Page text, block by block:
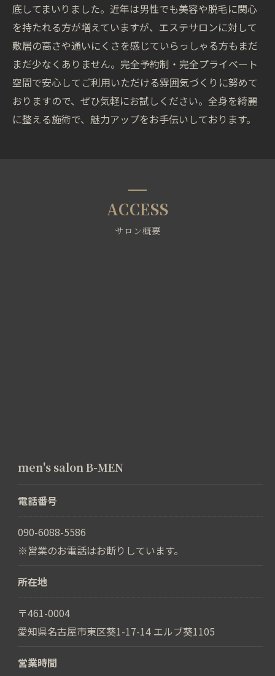
底してまいりました。近年は男性でも美容や脱毛に関心
を持たれる方が増えていますが、エステサロンに対して
敷居の高さや通いにくさを感じていらっしゃる方もまだ
まだ少なくありません。完全予約制・完全プライベート
空間で安心してご利用いただける雰囲気づくりに努めて
おりますので、ぜひ気軽にお試しください。全身を綺麗
に整える施術で、魅力アップをお手伝いしております。
サロン概要
ACCESS
men's salon B-MEN
電話番号
090-6088-5586
※営業のお電話はお断りしています。
所在地
〒461-0004
愛知県名古屋市東区葵1-17-14 エルブ葵1105
営業時間